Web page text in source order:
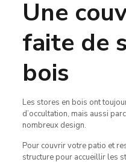
Une
faite de
bois
Les stores en bois ont
d’occultation, mais aussi
nombreux design.
Pour couvrir votre patio et
structure pour accueillir les